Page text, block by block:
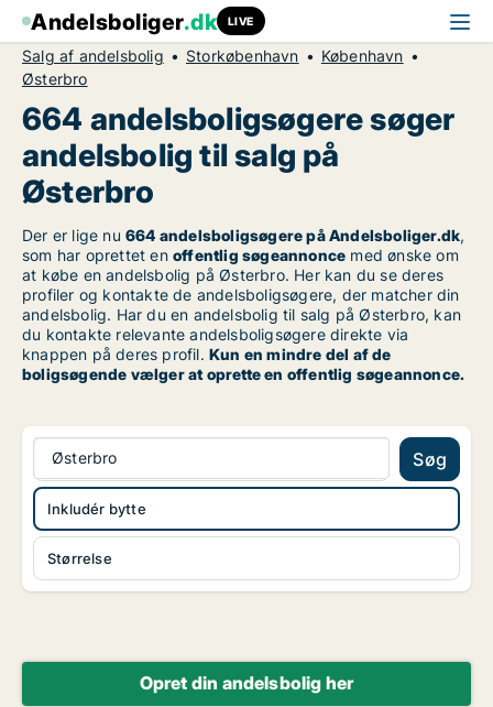
Andelsboliger.dk LIVE
Salg af andelsbolig Storkøbenhavn
København
Østerbro
664 andelsboligsøgere søger
andelsbolig til salg på
Østerbro
Der er lige nu 664 andelsboligsøgere på Andelsboliger.dk,
som har oprettet en offentlig søgeannonce med ønske om
at købe en andelsbolig på Østerbro. Her kan du se deres
profiler og kontakte de andelsboligsøgere, der matcher din
andelsbolig. Har du en andelsbolig til salg på Østerbro, kan
du kontakte relevante andelsboligsøgere direkte via
knappen på deres profil. Kun en mindre del af de
boligsøgende vælger at oprette en offentlig søgeannonce.
Østerbro Søg
Størrelse
Inkludér bytte
Opret din andelsbolig her